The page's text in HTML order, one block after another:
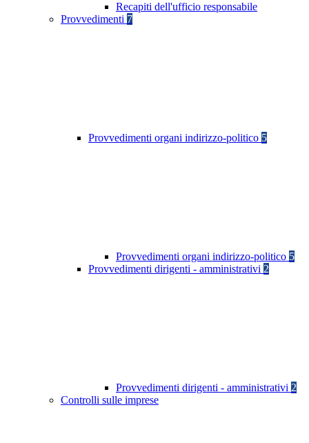
Recapiti dell'ufficio responsabile
Provvedimenti 7
Provvedimenti organi indirizzo-politico 5
Provvedimenti organi indirizzo-politico 5
Provvedimenti dirigenti - amministrativi 2
Provvedimenti dirigenti - amministrativi 2
Controlli sulle imprese